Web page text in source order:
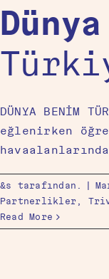
DÜNYA BENİM
eğlenirken
&s tarafından. |
Partnerlikler,
Read More